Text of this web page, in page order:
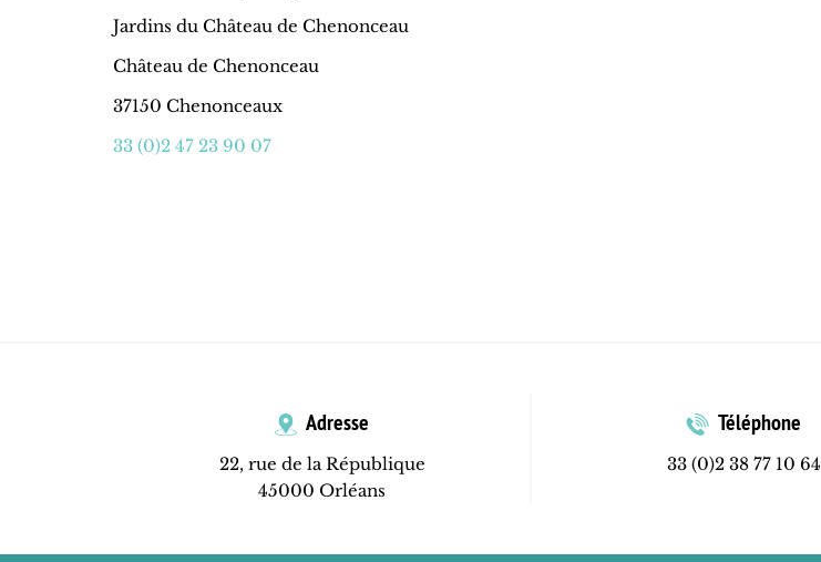
Jardins du Château de Chenonceau
Château de Chenonceau
37150 Chenonceaux
33 (0)2 47 23 90 07
Adresse
22, rue de la République
45000 Orléans
Téléphone
33 (0)2 38 77 10 64